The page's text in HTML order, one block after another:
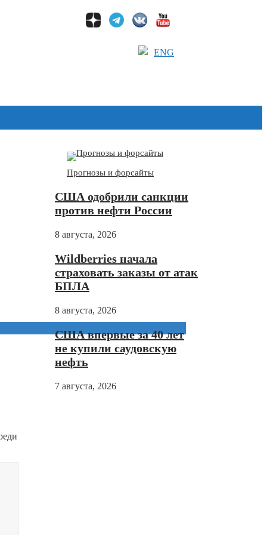
ENG
Прогнозы и форсайты
США одобрили санкции
против нефти России
8 августа, 2026
Wildberries начала
страховать заказы от атак
БПЛА
8 августа, 2026
США впервые за 40 лет
не купили саудовскую
нефть
7 августа, 2026